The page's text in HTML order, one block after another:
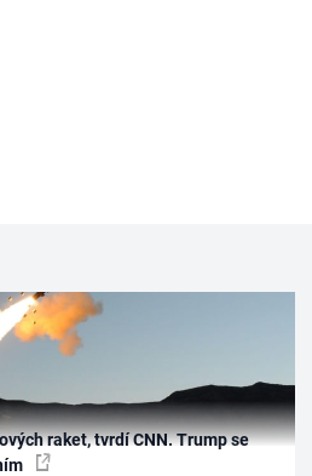
raket, tvrdí CNN. Trump se